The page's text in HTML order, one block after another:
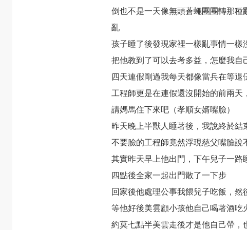
倒也不是一天像無頭蒼蠅團團轉那
亂
孩子睡了後發現家裡一樣亂事情一
把他教到了可以去考多益，怎麼我
四天連假剛過我每天都像當兵在等退
工程師更是在連假還沒開始的前兩
請媽馬住下來吧（孝順女婿嘴臉）
昨天晚上半獸人睡著後，我說終於結
不要臉的工程師竟然浮現慈父嘴臉
其實昨天早上他出門，下午兒子一路
四點後全家一起出門散了一下步
回家後他處理公事我餵兒子吃飯，
等他好後美雲顧小孩他自己喝著酒吃
約莫七點半美雲走後才是他自己帶，